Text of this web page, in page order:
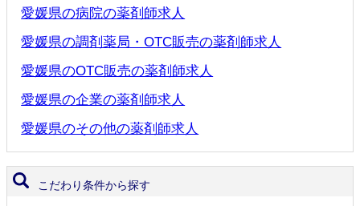
愛媛県の病院の薬剤師求人
愛媛県の調剤薬局・OTC販売の薬剤師求人
愛媛県のOTC販売の薬剤師求人
愛媛県の企業の薬剤師求人
愛媛県のその他の薬剤師求人
こだわり条件から探す